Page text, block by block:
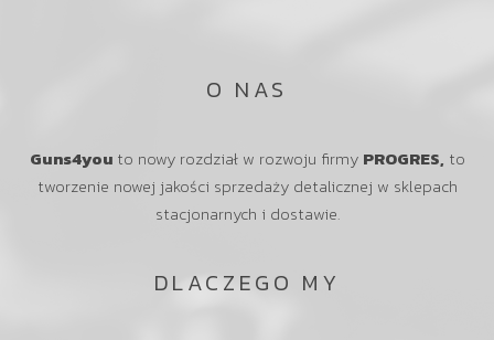
O NAS
Guns4you to nowy rozdział w rozwoju firmy PROGRES, to
tworzenie nowej jakości sprzedaży detalicznej w sklepach
stacjonarnych i dostawie.
DLACZEGO MY